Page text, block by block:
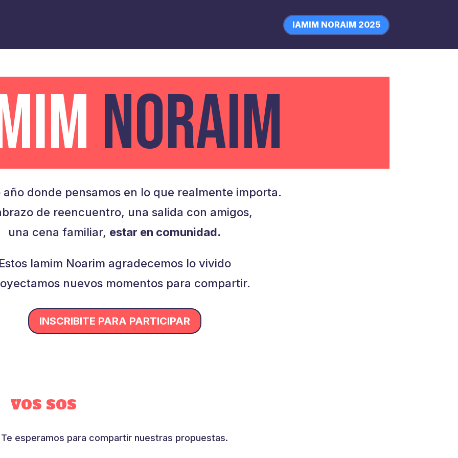
IAMIM NORAIM 2025
NORAIM
donde pensamos en lo que realmente importa.
de reencuentro, una salida con amigos,
una cena familiar, estar en comunidad.
Iamim Noarim agradecemos lo vivido
nuevos momentos para compartir.
INSCRIBITE PARA PARTICIPAR
VOS SOS
Te esperamos para compartir nuestras propuestas.